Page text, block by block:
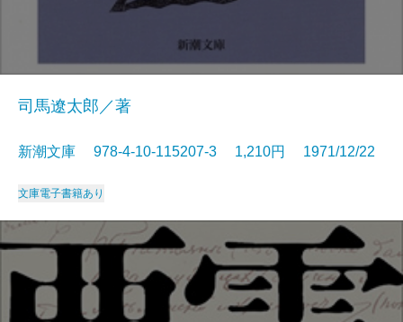
司馬遼太郎／著
新潮文庫 978-4-10-115207-3 1,210円 1971/12/22
文庫電子書籍あり